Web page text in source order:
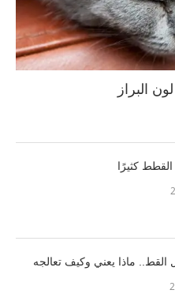
البراز
كثيرًا
القط.. ماذا يعني وكيف تعالجه